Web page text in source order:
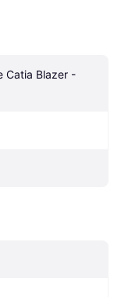
Catia Blazer -